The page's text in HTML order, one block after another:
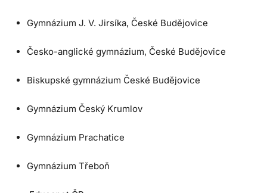
Gymnázium J. V. Jirsíka, České Budějovice
Česko-anglické gymnázium, České Budějovice
Biskupské gymnázium České Budějovice
Gymnázium Český Krumlov
Gymnázium Prachatice
Gymnázium Třeboň